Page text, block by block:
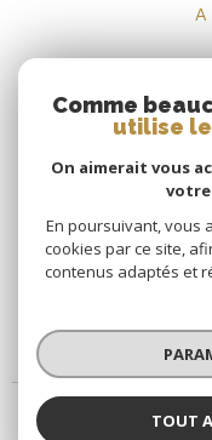
Comme
utilise
On aimerait vous
En poursuivant, vous
cookies par ce site,
contenus adaptés et
TOUT